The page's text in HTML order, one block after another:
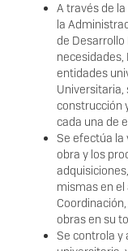
A través de
la
de
necesidades,
entidades
Universitaria,
construcción
cada una de
Se efectúa la
obra y los
mismas en
obras en su
Se controla y